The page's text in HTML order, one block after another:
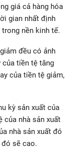
giá cả hàng hóa
gian nhất định
nền kinh tế.
đều có ảnh
của tiền tệ tăng
của tiền tệ giảm,
kỳ sản xuất của
của nhà sản xuất
nhà sản xuất đó
sẽ cao.